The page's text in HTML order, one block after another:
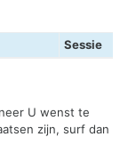
Sessie
U wenst te
zijn, surf dan